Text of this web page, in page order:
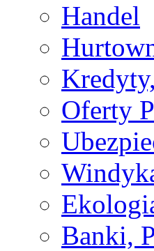
Handel
Oferty
Banki,